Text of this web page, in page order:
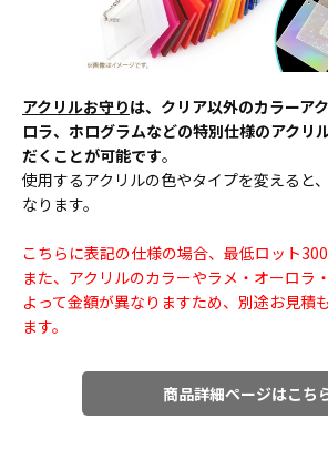
アクリルお守りは、クリア以外のカラーア
ロラ、ホログラムなどの特別仕様のアクリ
だくことが可能です。
使用するアクリルの色やタイプを変えると
なります。
こちらに表記の仕様の場合、最低ロット300
また、アクリルのカラーやラメ・オーロラ
よって金額が異なりますため、別途お見積
ます。
商品詳細ページはこち